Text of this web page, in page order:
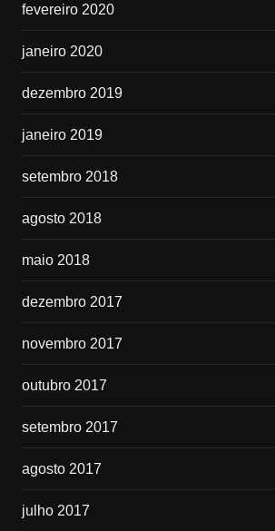
fevereiro 2020
janeiro 2020
dezembro 2019
janeiro 2019
setembro 2018
agosto 2018
maio 2018
dezembro 2017
novembro 2017
outubro 2017
setembro 2017
agosto 2017
julho 2017